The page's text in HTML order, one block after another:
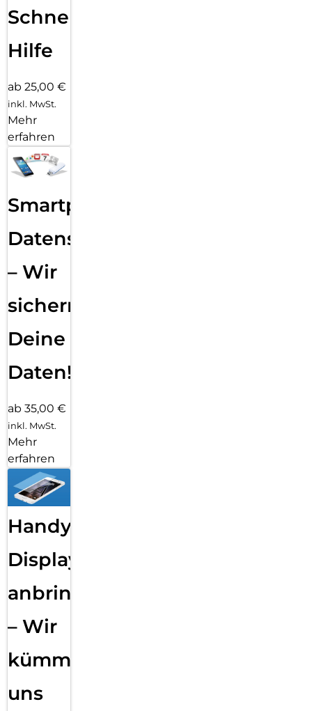
Schnelle
Hilfe
ab 25,00 €
inkl. MwSt.
Mehr
erfahren
Smartphone
Datensicherung
– Wir
sichern
Deine
Daten!
ab 35,00 €
inkl. MwSt.
Mehr
erfahren
Handy
Displayfolie
anbringen
– Wir
kümmern
uns